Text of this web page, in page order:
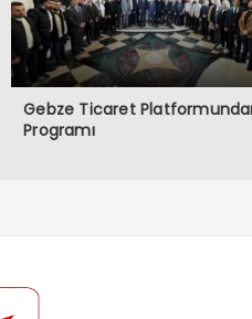
Gebze Ticaret
Programı